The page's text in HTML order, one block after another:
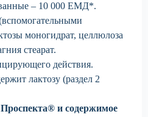
‒ 10 000 ЕМД*.
моногидрат, целлюлоза
стеарат.
действия.
лактозу (раздел 2
и содержимое